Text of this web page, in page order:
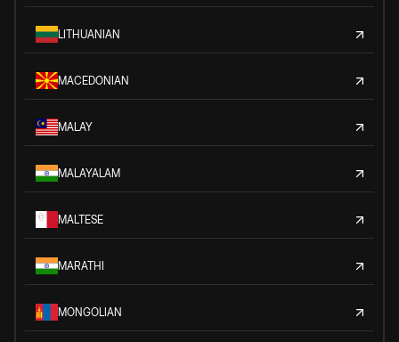
LITHUANIAN
MACEDONIAN
MALAY
MALAYALAM
MALTESE
MARATHI
MONGOLIAN